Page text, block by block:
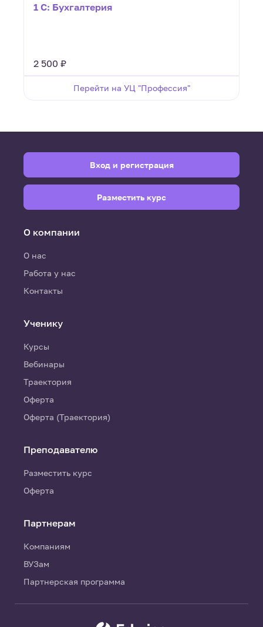
1 С: Бухгалтерия
2 500 ₽
Перейти на УЦ "Профессия"
О компании
О нас
Работа у нас
Контакты
Ученику
Курсы
Вебинары
Траектория
Оферта
Оферта (Траектория)
Преподавателю
Разместить курс
Оферта
Партнерам
Компаниям
ВУЗам
Партнерская программа
Вход и регистрация
Разместить курс